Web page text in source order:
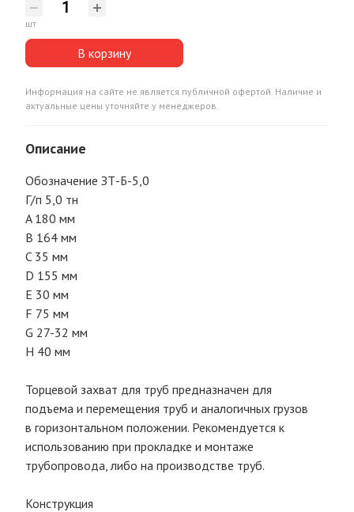
шт
В корзину
Информация на сайте не является публичной офертой. Наличие и
актуальные цены уточняйте у менеджеров.
Описание
Обозначение ЗТ-Б-5,0
Г/п 5,0 тн
A 180 мм
B 164 мм
C 35 мм
D 155 мм
E 30 мм
F 75 мм
G 27-32 мм
H 40 мм
Торцевой захват для труб предназначен для
подъема и перемещения труб и аналогичных грузов
в горизонтальном положении. Рекомендуется к
использованию при прокладке и монтаже
трубопровода, либо на производстве труб.
Конструкция